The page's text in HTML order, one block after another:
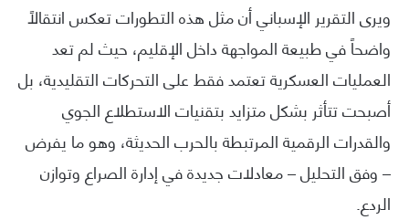
ويرى التقرير الإسباني أن مثل هذه التطورات تعكس انتقالاً
واضحاً في طبيعة المواجهة داخل الإقليم، حيث لم تعد
العمليات العسكرية تعتمد فقط على التحركات التقليدية، بل
أصبحت تتأثر بشكل متزايد بتقنيات الاستطلاع الجوي
والقدرات الرقمية المرتبطة بالحرب الحديثة، وهو ما يفرض
– وفق التحليل – معادلات جديدة في إدارة الصراع وتوازن
الردع.